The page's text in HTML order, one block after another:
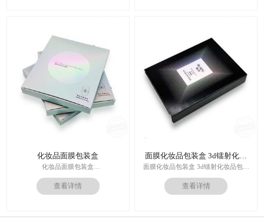
作日
运输：全球发货，售后无忧
化妆品面膜包装盒
化妆品面膜包装盒
材料：金银卡纸，特种纸
工艺：uv，击凸，烫金
价格：根据材质及工艺、数量报价
作日
查看详情
面膜化妆品包装盒 3d镭射化妆
品包装盒
面膜化妆品包装盒 3d镭射化妆品包装
盒
印刷技术：专色印刷/四色印刷
后工工艺：烫金/UV/凹凸/浮雕
查看详情